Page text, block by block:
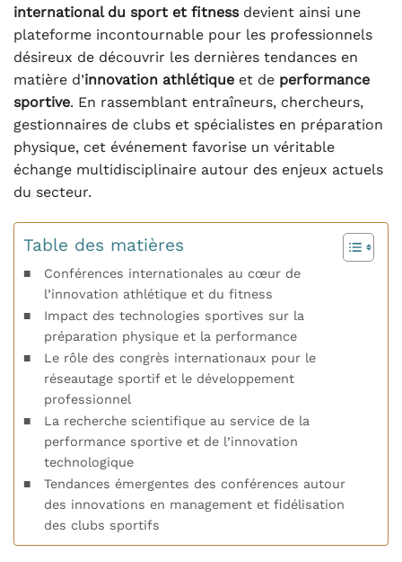
international du sport et fitnessdevient ainsi une
plateforme incontournable pour les professionnels
désireux de découvrir les dernières tendances en
matière d’innovation athlétique et de performance
sportive. En rassemblant entraîneurs, chercheurs,
gestionnaires de clubs et spécialistes en préparation
physique, cet événement favorise un véritable
échange multidisciplinaire autour des enjeux actuels
du secteur.
Table des matières
Conférences internationales au cœur de
l’innovation athlétique et du fitness
Impact des technologies sportives sur la
préparation physique et la performance
Le rôle des congrès internationaux pour le
réseautage sportif et le développement
professionnel
La recherche scientifique au service de la
performance sportive et de l’innovation
technologique
Tendances émergentes des conférences autour
des innovations en management et fidélisation
des clubs sportifs